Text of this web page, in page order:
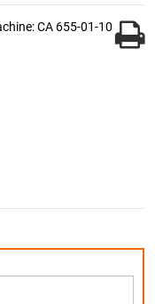
CA 655-01-10